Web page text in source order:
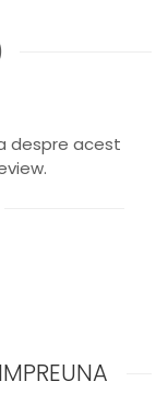
despre acest